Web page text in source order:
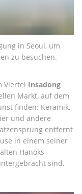
in Seoul, um
zu besuchen.
Viertel Insadong
Markt, auf dem
finden: Keramik,
und andere
entfernt
in einem seiner
Hanoks
sind.